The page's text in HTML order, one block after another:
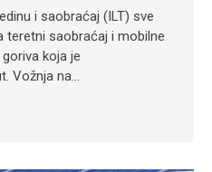
i saobraćaj (ILT) sve
teretni saobraćaj i mobilne
koja je
Vožnja na…